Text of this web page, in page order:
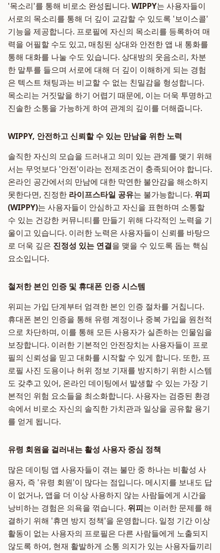
'목소리'를 통해 비로소 완성됩니다. WIPPY는 사용자들이
서로의 목소리를 통해 더 깊이 교감할 수 있도록 '보이스콜'
기능을 제공합니다. 프로필에 자신의 목소리를 등록하여 매
력을 어필할 수도 있고, 매칭된 상대와 안전한 앱 내 통화를
통해 대화를 나눌 수도 있습니다. 상대방의 웃음소리, 차분
한 말투를 들으며 서로에 대해 더 깊이 이해하게 되는 경험
은 텍스트 채팅과는 비교할 수 없는 친밀감을 형성합니다.
목소리는 거짓말을 하기 어렵기 때문에, 이는 더욱 투명하고
진솔한 소통을 가능하게 하여 관계의 깊이를 더해줍니다.
WIPPY, 안전하고 신뢰할 수 있는 만남을 위한 노력
솔직한 자신의 모습을 드러내고 의미 있는 관계를 맺기 위해
서는 무엇보다 '안전'이라는 전제조건이 충족되어야 합니다.
온라인 공간에서의 만남에 대한 막연한 불안감을 해소하지
못한다면, 진정한 라이프스타일 공유는 불가능합니다. 위피
(WIPPY)는 사용자들이 안심하고 자신을 표현하며 소통할
수 있는 건강한 커뮤니티를 만들기 위해 다각적인 노력을 기
울이고 있습니다. 이러한 노력은 사용자들이 신뢰를 바탕으
로 더욱 깊은 진정성 있는 연결을 맺을 수 있도록 돕는 핵심
요소입니다.
철저한 본인 인증 및 휴대폰 인증 시스템
위피는 가입 단계부터 엄격한 본인 인증 절차를 거칩니다.
휴대폰 본인 인증을 통해 유령 계정이나 중복 가입을 원천적
으로 차단하며, 이를 통해 모든 사용자가 실존하는 인물임을
보장합니다. 이러한 기본적인 안전장치는 사용자들이 프로
필의 신뢰성을 믿고 대화를 시작할 수 있게 합니다. 또한, 프
로필 사진 도용이나 허위 정보 기재를 방지하기 위한 시스템
도 갖추고 있어, 온라인 데이팅에서 발생할 수 있는 가장 기
본적인 위험 요소들을 최소화합니다. 사용자는 검증된 환경
속에서 비로소 자신의 솔직한 가치관과 일상을 공유할 용기
를 얻게 됩니다.
유령 회원을 걸러내는 활성 사용자 중심 정책
많은 데이팅 앱 사용자들이 겪는 불만 중 하나는 비활성 사
용자, 즉 '유령 회원'이 많다는 점입니다. 메시지를 보내도 답
이 없거나, 앱을 더 이상 사용하지 않는 사람들에게 시간을
낭비하는 경험은 의욕을 꺾습니다. 위피는 이러한 문제를 해
결하기 위해 '휴면 방지 정책'을 운영합니다. 일정 기간 이상
활동이 없는 사용자의 프로필은 다른 사람들에게 노출되지
않도록 하여, 현재 활발하게 소통 의지가 있는 사용자들끼리